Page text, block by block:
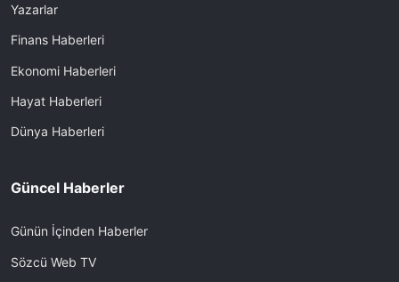
Yazarlar
Finans Haberleri
Ekonomi Haberleri
Hayat Haberleri
Dünya Haberleri
Güncel Haberler
Günün İçinden Haberler
Sözcü Web TV